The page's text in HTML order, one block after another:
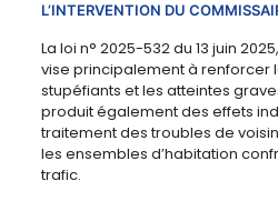
L’INTERVENTION DU
La loi n° 2025-532 du 13 juin
vise principalement à renforcer
stupéfiants et les atteintes
produit également des effets
traitement des troubles de
les ensembles d’habitation
trafic.